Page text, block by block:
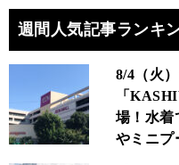
週間人気記事ランキ
8/4（火
「
場！水着
やミニプ